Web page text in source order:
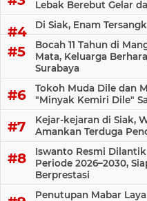
Lebak Berebut Gelar
Di Siak, Enam
Bocah 11 Tahun di
Mata, Keluarga
Surabaya
Tokoh Muda Dile dan
"Minyak Kemiri Dile"
Kejar-kejaran di Siak,
Amankan Terduga
Iswanto Resmi
Periode 2026–2030,
Berprestasi
Penutupan Mabar